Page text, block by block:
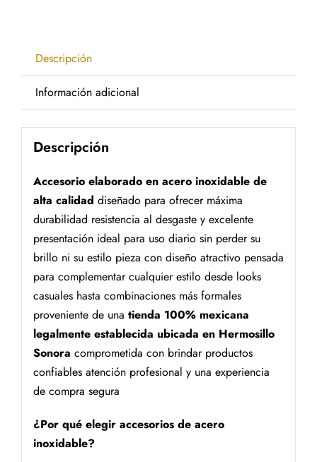
Descripción
Información adicional
Descripción
Accesorio elaborado en acero inoxidable de
alta calidad diseñado para ofrecer máxima
durabilidad resistencia al desgaste y excelente
presentación ideal para uso diario sin perder su
brillo ni su estilo pieza con diseño atractivo pensada
para complementar cualquier estilo desde looks
casuales hasta combinaciones más formales
proveniente de una tienda 100% mexicana
legalmente establecida ubicada en Hermosillo
Sonora comprometida con brindar productos
confiables atención profesional y una experiencia
de compra segura
¿Por qué elegir accesorios de acero
inoxidable?